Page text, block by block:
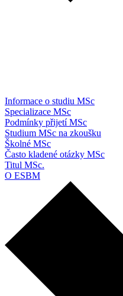
Informace o studiu MSc
Specializace MSc
Podmínky přijetí MSc
Studium MSc na zkoušku
Školné MSc
Často kladené otázky MSc
Titul MSc.
O ESBM